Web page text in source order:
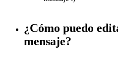
¿Cómo puedo
mensaje?